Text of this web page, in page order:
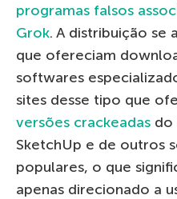
programas falsos
Grok. A distribuição se
que ofereciam
softwares
sites desse tipo que
versões crackeadas do
SketchUp e de outros
populares, o que
apenas direcionado a